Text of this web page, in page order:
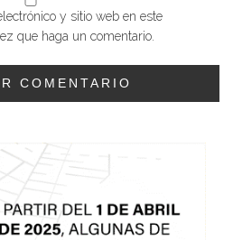
y sitio web en este
que haga un comentario.